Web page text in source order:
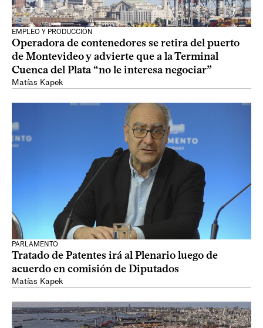
EMPLEO Y PRODUCCIÓN
Operadora de contenedores se retira del puerto
de Montevideo y advierte que a la Terminal
Cuenca del Plata “no le interesa negociar”
Matías Kapek
PARLAMENTO
Tratado de Patentes irá al Plenario luego de
acuerdo en comisión de Diputados
Matías Kapek